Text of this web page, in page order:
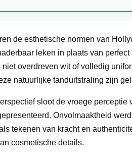
de esthetische normen van
leken in plaats van
overdreven wit of volledig
natuurlijke tanduitstraling zijn
sloot de vroege
Onvolmaaktheid
tekenen van kracht en
cosmetische details.